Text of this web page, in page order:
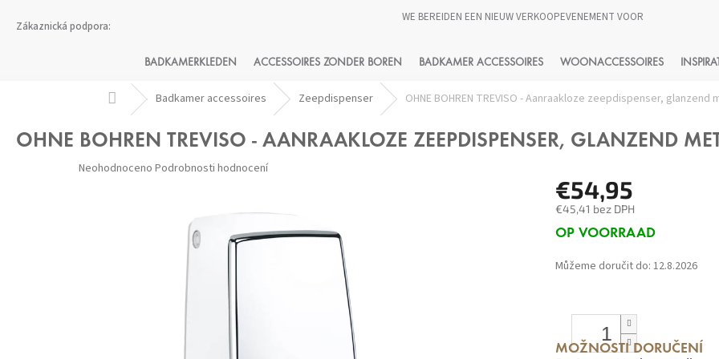
WE BEREIDEN EEN NIEUW VERKOOPEVENEMENT VOOR
BADKAMERKLEDEN ACCESSOIRES ZONDER BOREN BADKAMER ACCESSOIRES WOONACCESSOIRES
Domů Badkamer accessoires Zeepdispenser OHNE BOHREN TREVISO - Aanraakloze zeepdispenser, glanzend
OHNE BOHREN TREVISO - AANRAAKLOZE ZEEPDISPENSER, GLANZEND
Průměrné
hodnocení
Neohodnoceno Podrobnosti hodnocení
€54,95
€45,41 bez DPH
Měrná
OP VOORRAAD
Můžeme doručit do: 12.8.2026
MOŽNOSTI DORUČENÍ